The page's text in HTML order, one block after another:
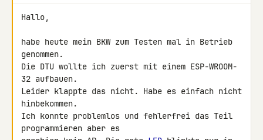
Hallo,
habe heute mein BKW zum Testen mal in Betrieb
genommen.
Die DTU wollte ich zuerst mit einem ESP-WROOM-
32 aufbauen.
Leider klappte das nicht. Habe es einfach nicht
hinbekommen.
Ich konnte problemlos und fehlerfrei das Teil
programmieren aber es